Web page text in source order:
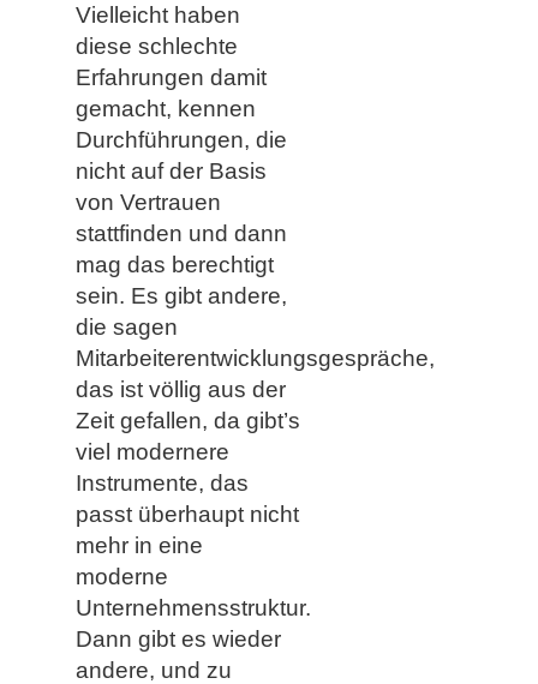
Vielleicht haben
diese schlechte
Erfahrungen damit
gemacht, kennen
Durchführungen, die
nicht auf der Basis
von Vertrauen
stattfinden und dann
mag das berechtigt
sein. Es gibt andere,
die sagen
Mitarbeiterentwicklungsgespräche,
das ist völlig aus der
Zeit gefallen, da gibt’s
viel modernere
Instrumente, das
passt überhaupt nicht
mehr in eine
moderne
Unternehmensstruktur.
Dann gibt es wieder
andere, und zu